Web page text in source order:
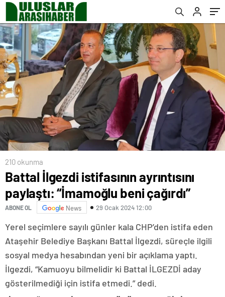
210 okunma
Battal İlgezdi istifasının ayrıntısını
paylaştı: “İmamoğlu beni çağırdı”
ABONE OL News 29 Ocak 2024 12:00
Yerel seçimlere sayılı günler kala CHP’den istifa eden
Ataşehir Belediye Başkanı Battal İlgezdi, süreçle ilgili
sosyal medya hesabından yeni bir açıklama yaptı.
İlgezdi, “Kamuoyu bilmelidir ki Battal İLGEZDİ aday
gösterilmediği için istifa etmedi.” dedi.